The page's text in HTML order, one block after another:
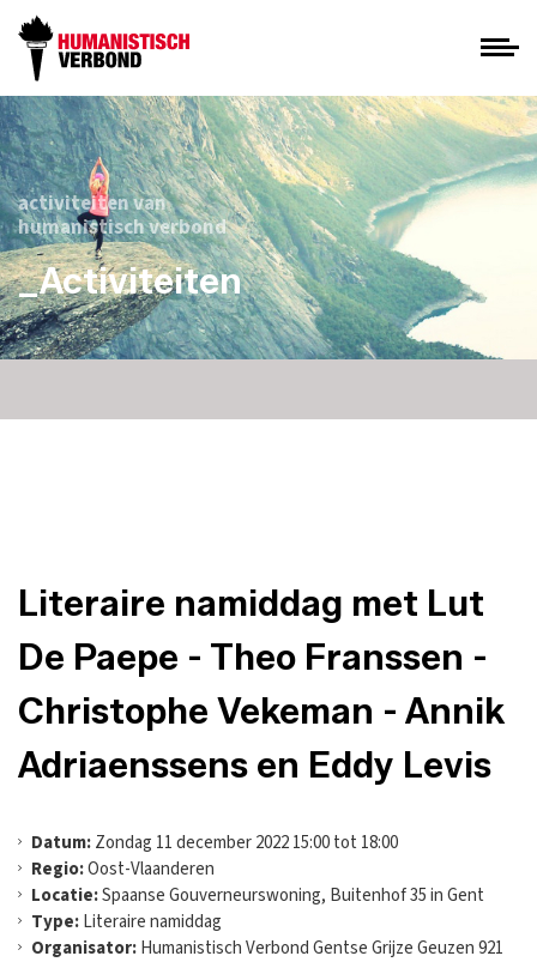
activiteiten van
humanistisch verbond
_Activiteiten
Literaire namiddag met Lut
De Paepe - Theo Franssen -
Christophe Vekeman - Annik
Adriaenssens en Eddy Levis
Datum:Zondag 11 december 2022 15:00 tot 18:00
Regio:Oost-Vlaanderen
Locatie:Spaanse Gouverneurswoning, Buitenhof 35 in Gent
Type:Literaire namiddag
Organisator:Humanistisch Verbond Gentse Grijze Geuzen 921